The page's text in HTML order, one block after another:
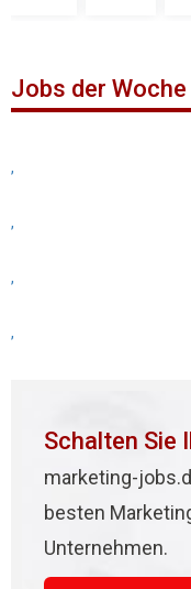
Jobs der
,
,
,
,
Schalten Sie
marketing-
besten
Unternehmen.